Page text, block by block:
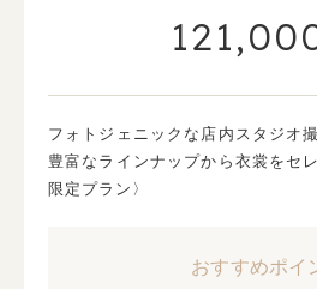
フォトジェニックな店内スタジオ
豊富なラインナップから衣裳をセ
限定プラン〉
おすすめポイ